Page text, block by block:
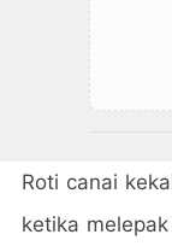
Roti canai
ketika